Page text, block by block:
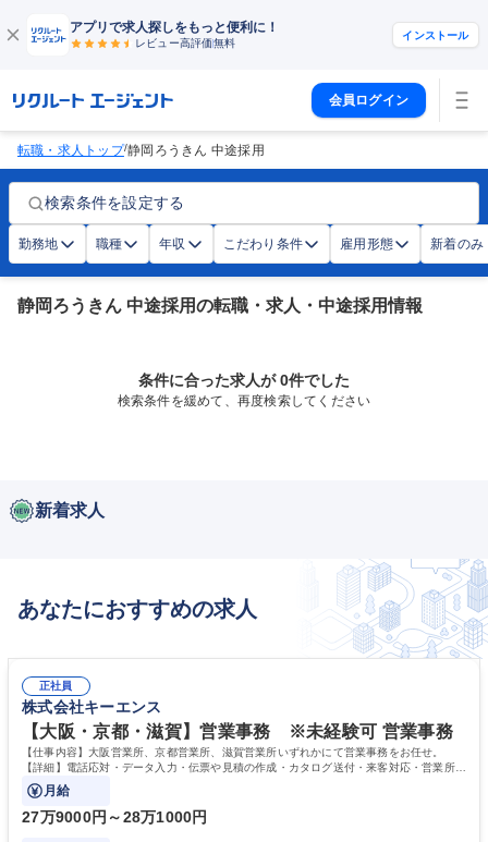
アプリで求人探しをもっと便利に！
レビュー高評価無料
インストール
会員ログイン
転職・求人トップ/静岡ろうきん 中途採用
検索条件を設定する
勤務地 職種 年収 こだわり条件 雇用形態 新着のみ
静岡ろうきん 中途採用の転職・求人・中途採用情報
条件に合った求人が 0件でした
検索条件を緩めて、再度検索してください
新着求人
あなたにおすすめの求人
正社員
株式会社キーエンス
【大阪・京都・滋賀】営業事務 ※未経験可 営業事務
【仕事内容】大阪営業所、京都営業所、滋賀営業所いずれかにて営業事務をお任せ。
【詳細】電話応対・データ入力・伝票や見積の作成・カタログ送付・来客対応・営業所内
で発生する事務業務や業務改善をお任せ。
月給
27万9000円～28万1000円